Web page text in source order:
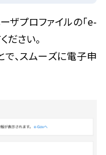
ザプロファイルの「e-
ださい。
で、スムーズに電子申